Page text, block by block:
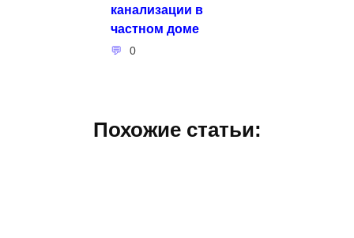
канализации в
частном доме
0
Похожие статьи: